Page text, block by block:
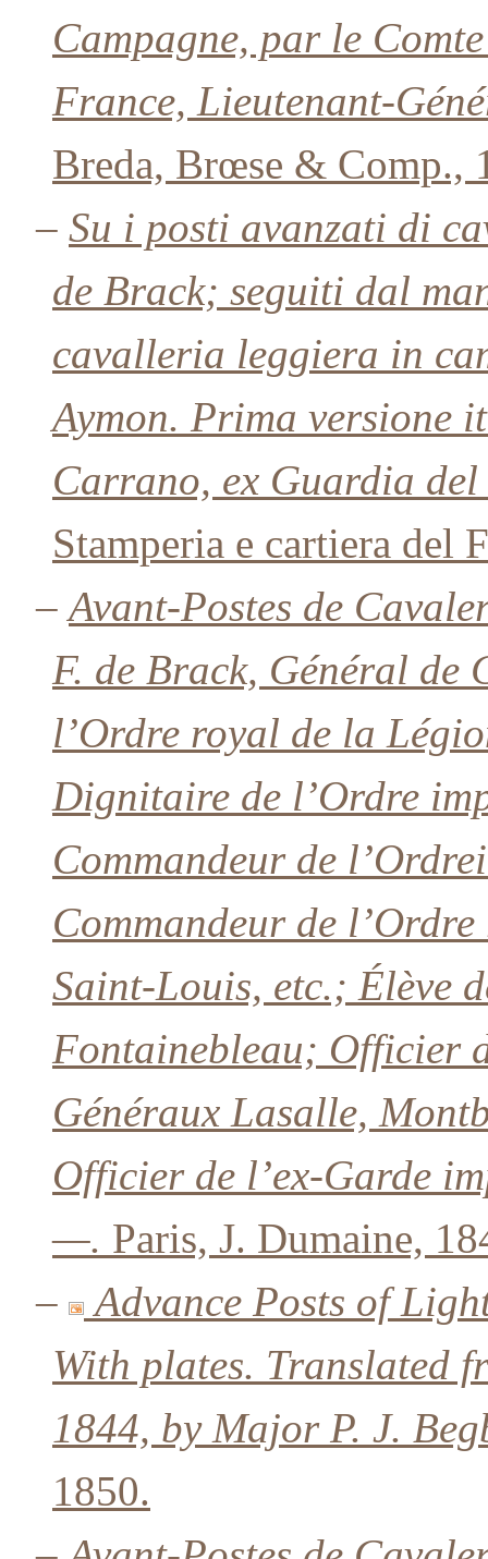
Campagne, par le
France, Lieutenant-
Breda, Brœse & Comp.,
– Su i posti avanzati di
de Brack; seguiti dal
cavalleria leggiera in
Aymon. Prima versione
Carrano, ex Guardia
Stamperia e cartiera del
–Avant-Postes de
F. de Brack, Général de
l’Ordre royal de la
Dignitaire de l’Ordre
Commandeur de
Commandeur de
Saint-Louis, etc.; Élève
Fontainebleau; Officier
Généraux Lasalle,
Officier de l’ex-Garde
—. Paris, J. Dumaine,
–
Advance Posts of
With plates. Translated
1844, by Major P. J.
1850.